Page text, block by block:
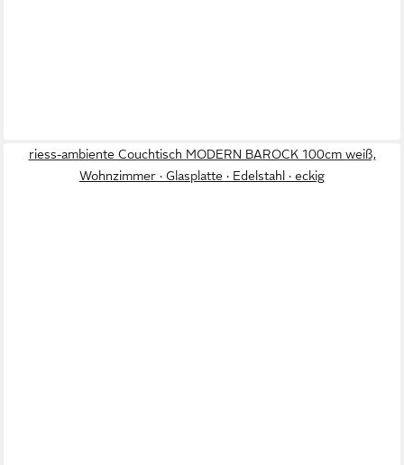
riess-ambiente Couchtisch MODERN BAROCK 100cm weiß,
Wohnzimmer · Glasplatte · Edelstahl · eckig